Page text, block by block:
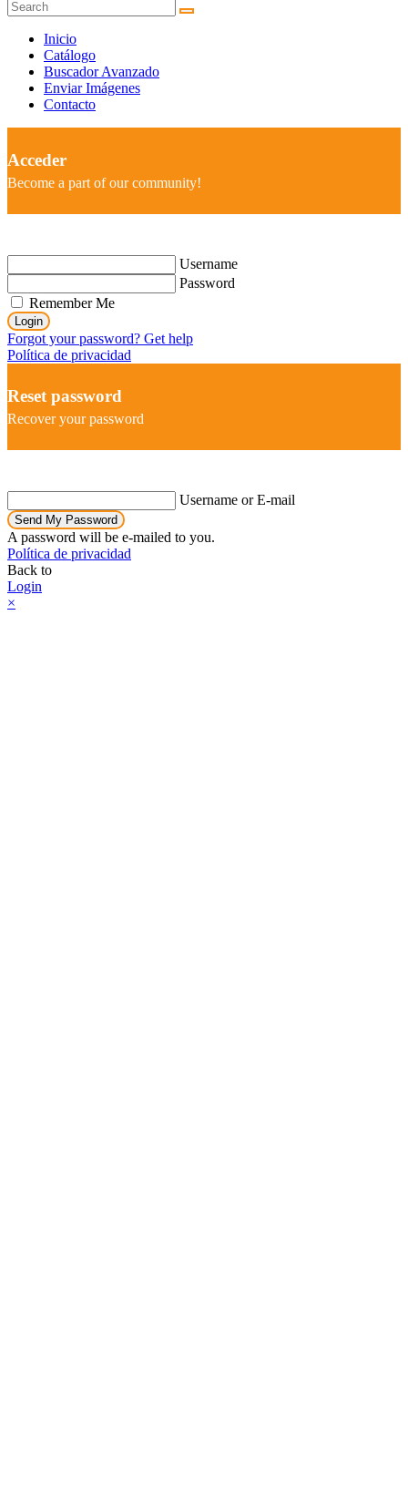
Inicio
Catálogo
Buscador Avanzado
Enviar Imágenes
Contacto
Acceder
Become a part of our community!
Username
Password
Remember Me
Login
Forgot your password? Get help
Política de privacidad
Reset password
Recover your password
Username or E-mail
Send My Password
A password will be e-mailed to you.
Política de privacidad
Back to
Login
×